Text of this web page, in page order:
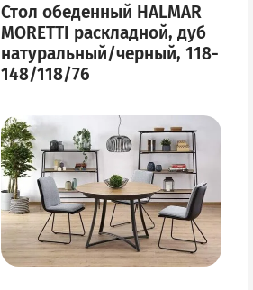
Стол обеденный HALMAR
MORETTI раскладной, дуб
натуральный/черный, 118-
148/118/76